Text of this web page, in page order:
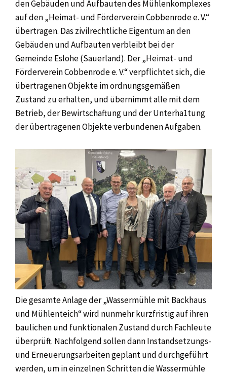
den Gebäuden und Aufbauten des Mühlenkomplexes
auf den „Heimat- und Förderverein Cobbenrode e. V.“
übertragen. Das zivilrechtliche Eigentum an den
Gebäuden und Aufbauten verbleibt bei der
Gemeinde Eslohe (Sauerland). Der „Heimat- und
Förderverein Cobbenrode e. V.“ verpflichtet sich, die
übertragenen Objekte im ordnungsgemäßen
Zustand zu erhalten, und übernimmt alle mit dem
Betrieb, der Bewirtschaftung und der Unterha1tung
der übertragenen Objekte verbundenen Aufgaben.
Die gesamte Anlage der „Wassermühle mit Backhaus
und Mühlenteich“ wird nunmehr kurzfristig auf ihren
baulichen und funktionalen Zustand durch Fachleute
überprüft. Nachfolgend sollen dann Instandsetzungs-
und Erneuerungsarbeiten geplant und durchgeführt
werden, um in einzelnen Schritten die Wassermühle